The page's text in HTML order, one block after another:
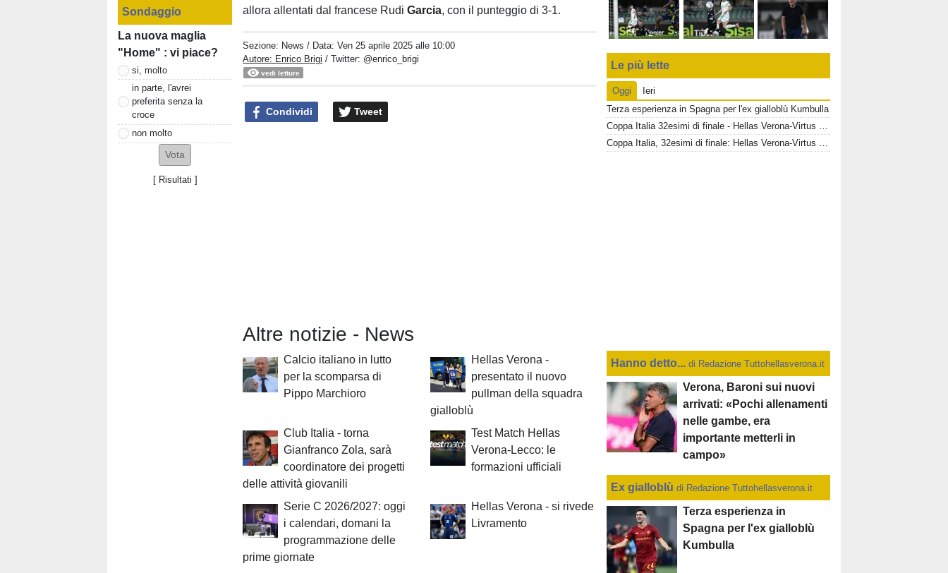
Sondaggio
La nuova maglia
"Home" : vi piace?
si, molto
in parte, l'avrei
preferita senza la
croce
non molto
[ Risultati ]
allora allentati dal francese RudiGarcia, con il punteggio di 3-1.
Sezione: News / Data:Ven 25 aprile 2025 alle 10:00
Autore: Enrico Brigi / Twitter: @enrico_brigi
vedi letture
Condividi Tweet
Altre notizie - News
Calcio italiano in lutto
per la scomparsa di
Pippo Marchioro
Hellas Verona -
presentato il nuovo
pullman della squadra
gialloblù
Club Italia - torna
Gianfranco Zola, sarà
coordinatore dei progetti
delle attività giovanili
Test Match Hellas
Verona-Lecco: le
formazioni ufficiali
Serie C 2026/2027: oggi
i calendari, domani la
programmazione delle
prime giornate
Hellas Verona - si rivede
Livramento
Le più lette
Oggi
Ieri
Terza esperienza in Spagna per l'ex gialloblù Kumbulla
Coppa Italia 32esimi di finale - Hellas Verona-Virtus Entella, informazioni biglietti settore OSPITI
Coppa Italia, 32esimi di finale: Hellas Verona-Virtus Entella, informazioni sui biglietti
Hanno detto... di Redazione Tuttohellasverona.it
Verona, Baroni sui nuovi
arrivati: «Pochi allenamenti
nelle gambe, era
importante metterli in
campo»
Ex gialloblùdi Redazione Tuttohellasverona.it
Terza esperienza in
Spagna per l'ex gialloblù
Kumbulla